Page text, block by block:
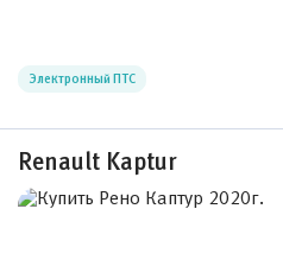
Электронный ПТС
Renault Kaptur